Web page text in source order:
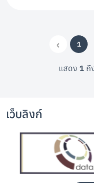
แสดง 1 ถึ
‹ 1
เว็บลิงก์